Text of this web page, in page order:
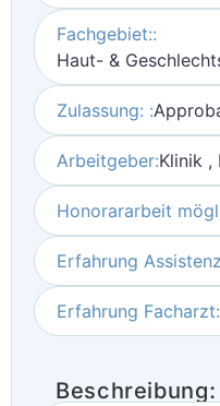
Fachgebiet::
Haut- &
Zulassung: :
Arbeitgeber:Klinik ,
Honorararbeit
Erfahrung
Erfahrung Facharzt:
Beschreibung: